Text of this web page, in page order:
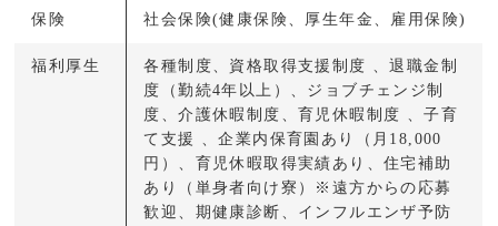
保険 社会保険(健康保険、厚生年金、雇用保険)
福利厚生
各種制度、資格取得支援制度 、退職金制
度（勤続4年以上）、ジョブチェンジ制
度、介護休暇制度、育児休暇制度 、子育
て支援 、企業内保育園あり（月18,000
円）、育児休暇取得実績あり、住宅補助
あり（単身者向け寮）※遠方からの応募
歓迎、期健康診断、インフルエンザ予防